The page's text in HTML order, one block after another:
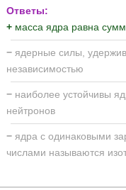
Ответы:
+ масса ядра равна
− ядерные силы,
независимостью
− наиболее устойчивы
нейтронов
− ядра с одинаковыми
числами называются